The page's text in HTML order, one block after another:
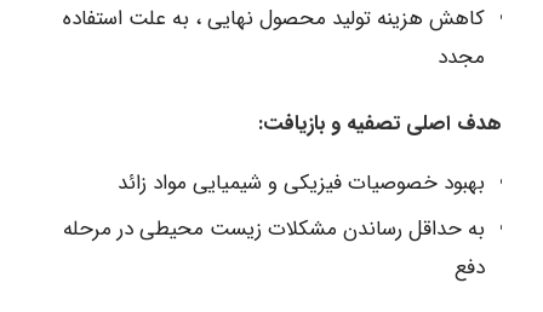
کاهش هزینه تولید محصول نهایی ، به علت استفاده
مجدد
هدف اصلی تصفیه و بازیافت:
بهبود خصوصیات فیزیکی و شیمیایی مواد زائد
به حداقل رساندن مشکلات زیست محیطی در مرحله
دفع